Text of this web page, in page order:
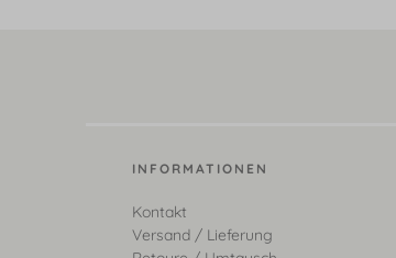
INFORMATIONEN
Kontakt
Versand / Lieferung